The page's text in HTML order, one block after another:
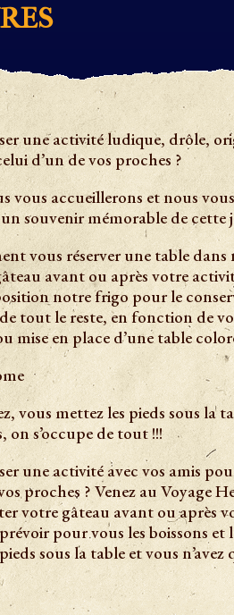
une activité ludique, drôle,
d’un de vos proches ?
vous accueillerons et nous
souvenir mémorable de cette
vous réserver une table
avant ou après votre
notre frigo pour le
tout le reste, en fonction de
mise en place d’une table
vous mettez les pieds sous la
s’occupe de tout !!!
une activité avec vos amis
proches ? Venez au Voyage
votre gâteau avant ou après
pour vous les boissons et
sous la table et vous